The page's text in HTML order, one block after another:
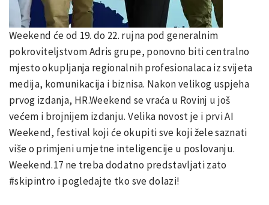
Weekend će od 19. do 22. rujna pod generalnim
pokroviteljstvom Adris grupe, ponovno biti centralno
mjesto okupljanja regionalnih profesionalaca iz svijeta
medija, komunikacija i biznisa. Nakon velikog uspjeha
prvog izdanja, HR.Weekend se vraća u Rovinj u još
većem i brojnijem izdanju. Velika novost je i prvi AI
Weekend, festival koji će okupiti sve koji žele saznati
više o primjeni umjetne inteligencije u poslovanju.
Weekend.17 ne treba dodatno predstavljati zato
#skipintro i pogledajte tko sve dolazi!